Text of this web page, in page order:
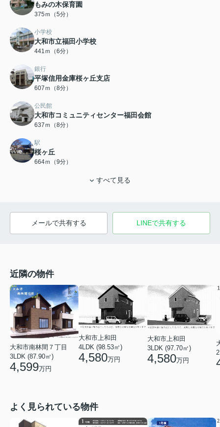
もみの木保育園
375ｍ（5分）
小学校
大和市立福田小学校
441ｍ（6分）
銀行
平塚信用金庫桜ヶ丘支店
607ｍ（8分）
公民館
大和市コミュニティセンター福田会館
637ｍ（8分）
駅
桜ヶ丘
664ｍ（9分）
すべて見る
メールで共有する LINEで共有する
近隣の物件
大和市南林間７丁目
3LDK (87.90㎡)
4,599万円
大和市上和田
4LDK (98.53㎡)
4,580万円
大和市上和田
3LDK (97.70㎡)
4,580万円
よく見られている物件